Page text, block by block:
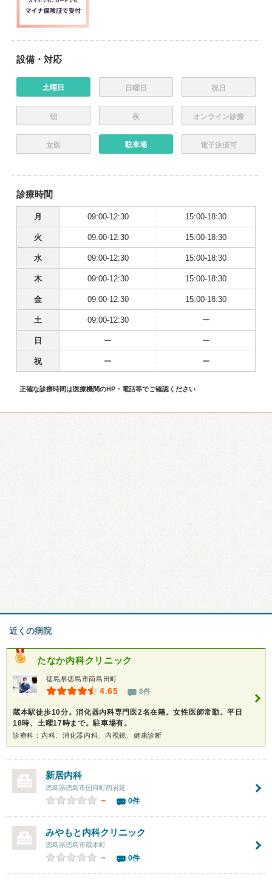
設備・対応
土曜日 日曜日 祝日
朝 夜 オンライン診療
女医 駐車場 電子決済可
診療時間
月 09:00-12:30 15:00-18:30
火 09:00-12:30 15:00-18:30
水 09:00-12:30 15:00-18:30
木 09:00-12:30 15:00-18:30
金 09:00-12:30 15:00-18:30
土 09:00-12:30 ー
日 ー ー
祝 ー ー
正確な診療時間は医療機関のHP・電話等でご確認ください
近くの病院
たなか内科クリニック
徳島県徳島市南島田町
4.65 8件
蔵本駅徒歩10分。消化器内科専門医2名在籍。女性医師常勤。平日
18時、土曜17時まで。駐車場有。
診療科：内科、消化器内科、内視鏡、健康診断
新居内科
徳島県徳島市国府町南岩延
－ 0件
みやもと内科クリニック
徳島県徳島市蔵本町
－ 0件